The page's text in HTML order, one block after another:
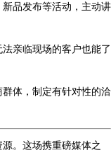
新品发布等活动，主动讲
亲临现场的客户也能了
体，制定有针对性的洽
。这场携重磅媒体之